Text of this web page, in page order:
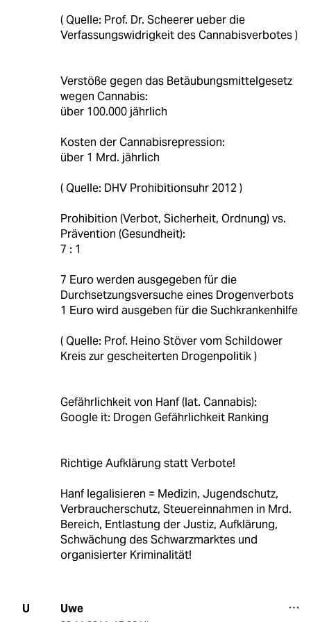
( Quelle: Prof. Dr. Scheerer ueber die
Verfassungswidrigkeit des Cannabisverbotes )
Verstöße gegen das Betäubungsmittelgesetz
wegen Cannabis:
über 100.000 jährlich
Kosten der Cannabisrepression:
über 1 Mrd. jährlich
( Quelle: DHV Prohibitionsuhr 2012 )
Prohibition (Verbot, Sicherheit, Ordnung) vs.
Prävention (Gesundheit):
7 : 1
7 Euro werden ausgegeben für die
Durchsetzungsversuche eines Drogenverbots
1 Euro wird ausgeben für die Suchkrankenhilfe
( Quelle: Prof. Heino Stöver vom Schildower
Kreis zur gescheiterten Drogenpolitik )
Gefährlichkeit von Hanf (lat. Cannabis):
Google it: Drogen Gefährlichkeit Ranking
Richtige Aufklärung statt Verbote!
Hanf legalisieren = Medizin, Jugendschutz,
Verbraucherschutz, Steuereinnahmen in Mrd.
Bereich, Entlastung der Justiz, Aufklärung,
Schwächung des Schwarzmarktes und
organisierter Kriminalität!
U Uwe